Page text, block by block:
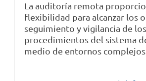
La auditoría remota
flexibilidad para alcanzar los
seguimiento y vigilancia de
procedimientos del sistema
medio de entornos complejos.